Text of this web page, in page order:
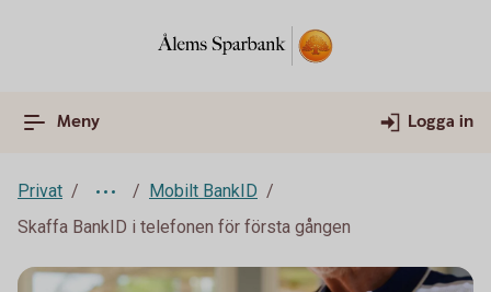
Meny Logga in
Privat
Mobilt BankID
Skaffa BankID i telefonen för första gången